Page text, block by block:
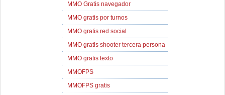
MMO Gratis navegador
MMO gratis por turnos
MMO gratis red social
MMO gratis shooter tercera persona
MMO gratis texto
MMOFPS
MMOFPS gratis